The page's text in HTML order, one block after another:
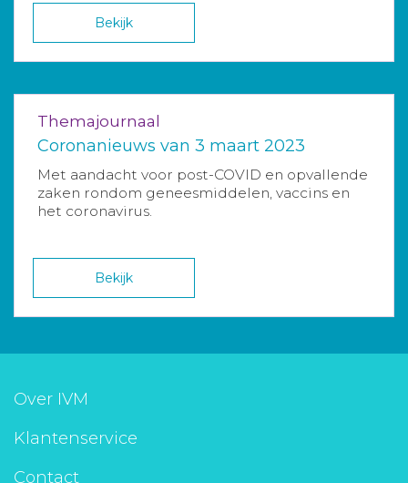
Bekijk
Themajournaal
Coronanieuws van 3 maart 2023
Met aandacht voor post-COVID en opvallende
zaken rondom geneesmiddelen, vaccins en
het coronavirus.
Bekijk
Over IVM
Klantenservice
Contact